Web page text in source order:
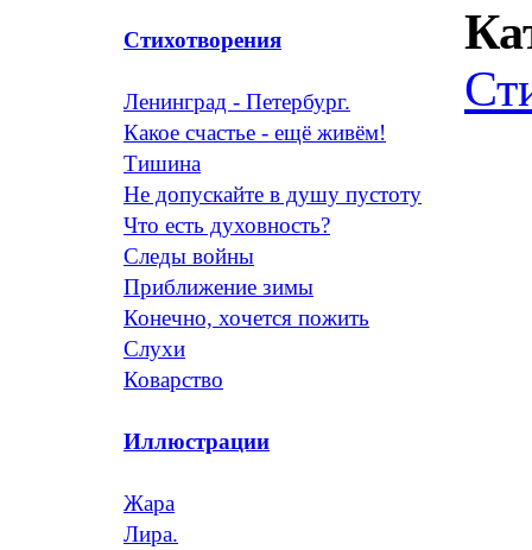
Стихотворения
Ленинград - Петербург.
Какое счастье - ещё живём!
Тишина
Не допускайте в душу пустоту
Что есть духовность?
Следы войны
Приближение зимы
Конечно, хочется пожить
Слухи
Коварство
Иллюстрации
Жара
Лира.